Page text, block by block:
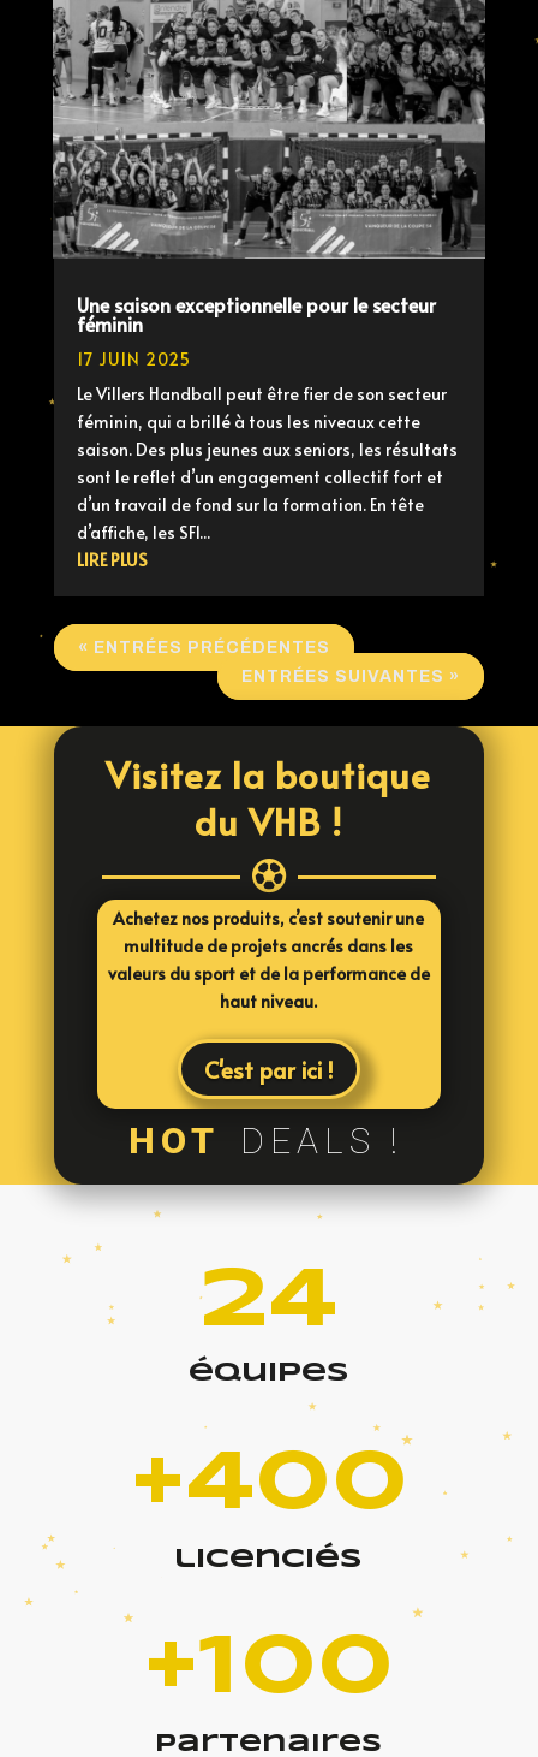
Une saison exceptionnelle pour le secteur
féminin
17 JUIN 2025
Le Villers Handball peut être fier de son secteur
féminin, qui a brillé à tous les niveaux cette
saison. Des plus jeunes aux seniors, les résultats
sont le reflet d’un engagement collectif fort et
d’un travail de fond sur la formation. En tête
d’affiche, les SF1...
LIRE PLUS
« ENTRÉES PRÉCÉDENTES
ENTRÉES SUIVANTES »
Visitez la boutique
du VHB !

Achetez nos produits, c’est soutenir une
multitude de projets ancrés dans les
valeurs du sport et de la performance de
haut niveau.
C'est par ici !
HOT DEALS !
24
équipes
+400
licenciés
+100
partenaires